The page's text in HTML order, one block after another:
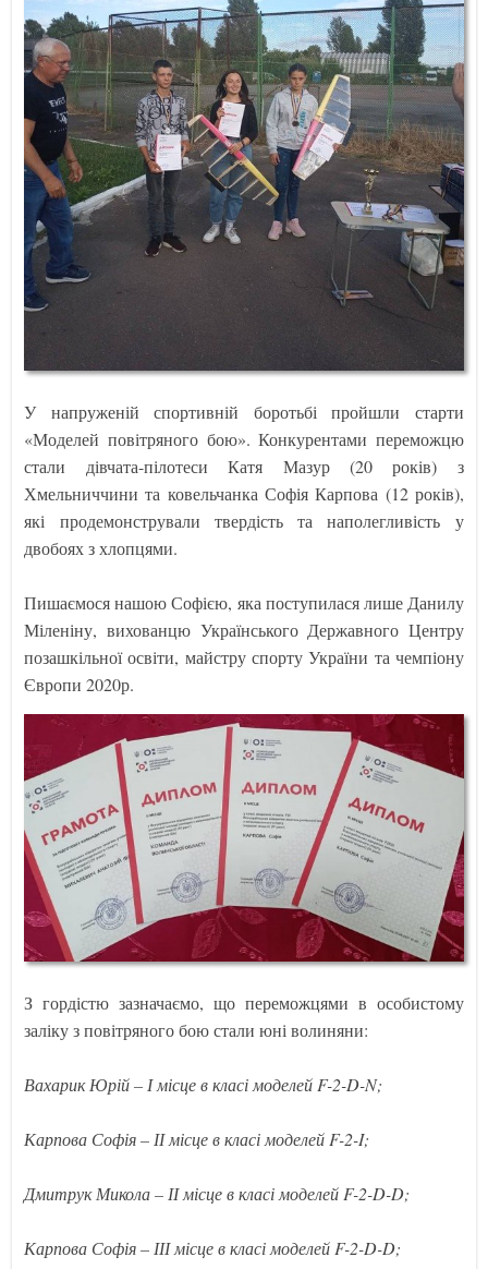
У напруженій спортивній боротьбі пройшли старти
«Моделей повітряного бою». Конкурентами переможцю
стали дівчата-пілотеси Катя Мазур (20 років) з
Хмельниччини та ковельчанка Софія Карпова (12 років),
які продемонстрували твердість та наполегливість у
двобоях з хлопцями.
Пишаємося нашою Софією, яка поступилася лише Данилу
Міленіну, вихованцю Українського Державного Центру
позашкільної освіти, майстру спорту України та чемпіону
Європи 2020р.
З гордістю зазначаємо, що переможцями в особистому
заліку з повітряного бою стали юні волиняни:
Вахарик Юрій – І місце в класі моделей F-2-D-N;
Карпова Софія – ІІ місце в класі моделей F-2-I;
Дмитрук Микола – ІІ місце в класі моделей F-2-D-D;
Карпова Софія – ІІІ місце в класі моделей F-2-D-D;